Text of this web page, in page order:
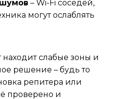
– Wi-Fi соседей,
могут ослаблять
слабые зоны и
решение – будь то
репитера или
проверено и
что
и
Мы не